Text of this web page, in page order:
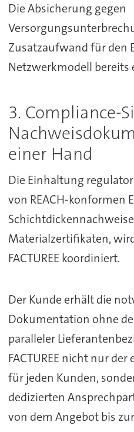
Die Absicherung gegen
Zusatzaufwand für den
Netzwerkmodell bereits
3. Compliance-
einer Hand
Die Einhaltung
von REACH-konformen
Materialzertifikaten,
FACTUREE koordiniert.
Der Kunde erhält die
Dokumentation ohne
paralleler
FACTUREE nicht nur
für jeden Kunden,
dedizierten
von dem Angebot bis